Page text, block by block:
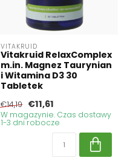
VITAKRUID
Vitakruid RelaxComplex
m.in. Magnez Taurynian
i Witamina D3 30
Tabletek
€14,19 €11,61
W magazynie. Czas dostawy
1-3 dni robocze